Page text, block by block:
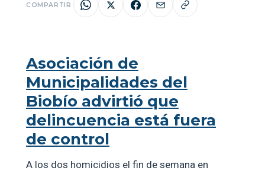
COMPARTIR
Asociación de
Municipalidades del
Biobío advirtió que
delincuencia está fuera
de control
A los dos homicidios el fin de semana en